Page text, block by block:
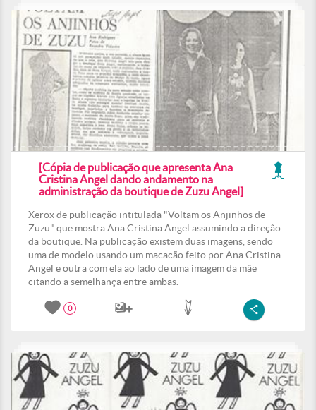
[Cópia de publicação que apresenta Ana
Cristina Angel dando andamento na
administração da boutique de Zuzu Angel]
Xerox de publicação intitulada "Voltam os Anjinhos de
Zuzu" que mostra Ana Cristina Angel assumindo a direção
da boutique. Na publicação existem duas imagens, sendo
uma de modelo usando um macacão feito por Ana Cristina
Angel e outra com ela ao lado de uma imagem da mãe
citando a semelhança entre ambas.
0